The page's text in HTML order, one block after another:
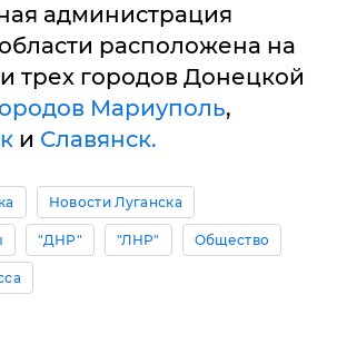
администрация
расположена на
трех городов Донецкой
Мариуполь,
и Славянск.
Новости Луганска
"ДНР" "ЛНР" Общество